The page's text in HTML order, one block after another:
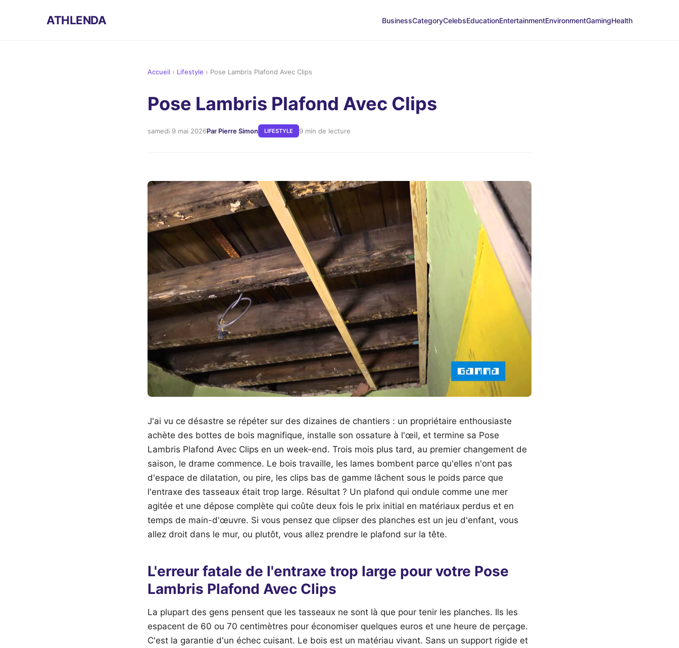
ATHLENDA BusinessCategoryCelebsEducationEntertainmentEnvironmentGamingHealth
Accueil › Lifestyle › Pose Lambris Plafond Avec Clips
Pose Lambris Plafond Avec Clips
samedi 9 mai 2026Par Pierre Simon LIFESTYLE 9 min de lecture
J'ai vu ce désastre se répéter sur des dizaines de chantiers : un propriétaire enthousiaste
achète des bottes de bois magnifique, installe son ossature à l'œil, et termine sa Pose
Lambris Plafond Avec Clips en un week-end. Trois mois plus tard, au premier changement de
saison, le drame commence. Le bois travaille, les lames bombent parce qu'elles n'ont pas
d'espace de dilatation, ou pire, les clips bas de gamme lâchent sous le poids parce que
l'entraxe des tasseaux était trop large. Résultat ? Un plafond qui ondule comme une mer
agitée et une dépose complète qui coûte deux fois le prix initial en matériaux perdus et en
temps de main-d'œuvre. Si vous pensez que clipser des planches est un jeu d'enfant, vous
allez droit dans le mur, ou plutôt, vous allez prendre le plafond sur la tête.
L'erreur fatale de l'entraxe trop large pour votre Pose
Lambris Plafond Avec Clips
La plupart des gens pensent que les tasseaux ne sont là que pour tenir les planches. Ils les
espacent de 60 ou 70 centimètres pour économiser quelques euros et une heure de perçage.
C'est la garantie d'un échec cuisant. Le bois est un matériau vivant. Sans un support rigide et